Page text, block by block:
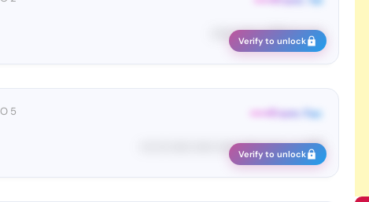
Te••••• co••• ••••• ••••••
Verify to unlock
5 DAYS AGO From: Fac•••••
91•••• •• •••• •••••• ••••• ••••• ••••• ••• •••
Verify to unlock